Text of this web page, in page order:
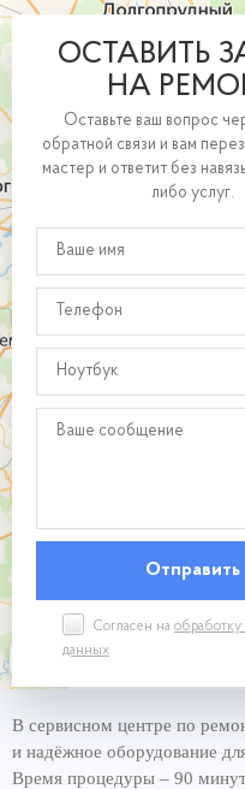
ОСТАВИТЬ
НА
Оставьте ваш вопрос
обратной связи и вам
мастер и ответит без
либо услуг.
Ноутбук
Согласен на обработку
данных
В сервисном центре по
и надёжное оборудование
Время процедуры – 90